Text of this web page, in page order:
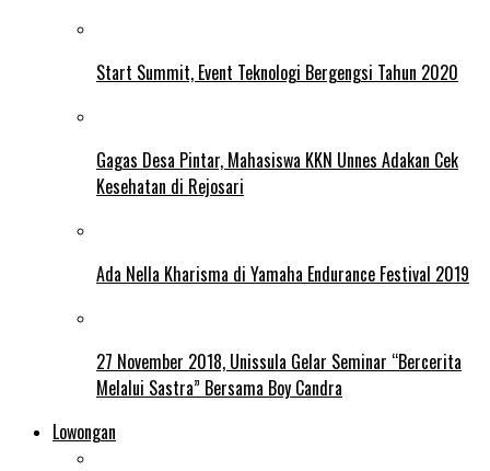
Start Summit, Event Teknologi Bergengsi Tahun 2020
Gagas Desa Pintar, Mahasiswa KKN Unnes Adakan Cek
Kesehatan di Rejosari
Ada Nella Kharisma di Yamaha Endurance Festival 2019
27 November 2018, Unissula Gelar Seminar “Bercerita
Melalui Sastra” Bersama Boy Candra
Lowongan